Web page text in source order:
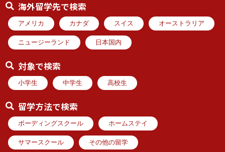
海外留学先で検索
アメリカ カナダ スイス オーストラリア
ニュージーランド 日本国内
対象で検索
小学生 中学生 高校生
留学方法で検索
ボーディングスクール ホームステイ
サマースクール その他の留学